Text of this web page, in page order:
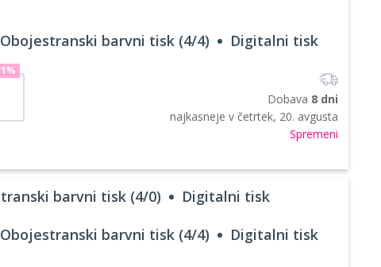
Obojestranski barvni tisk (4/4) Digitalni tisk
Dobava 8 dni
najkasneje v četrtek, 20. avgusta
Spremeni
barvni tisk (4/0) Digitalni tisk
Obojestranski barvni tisk (4/4) Digitalni tisk